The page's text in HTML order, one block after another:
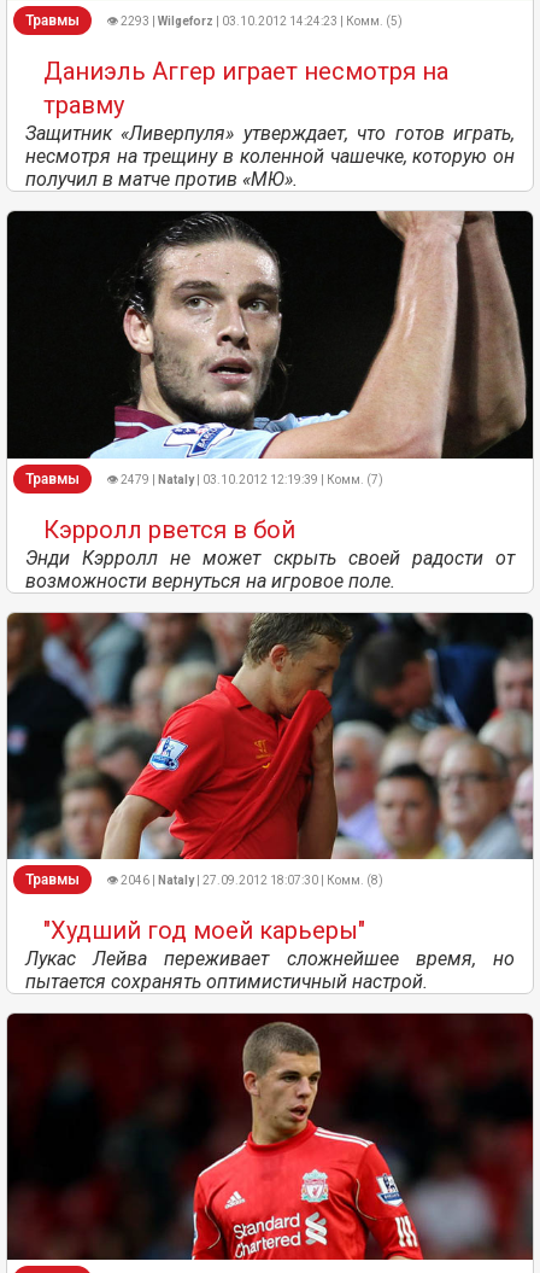
Травмы 👁 2293 | Wilgeforz | 03.10.2012 14:24:23 | Комм. (5)
Даниэль Аггер играет несмотря на
травму
Защитник «Ливерпуля» утверждает, что готов играть,
несмотря на трещину в коленной чашечке, которую он
получил в матче против «МЮ».
Травмы 👁 2479 | Nataly| 03.10.2012 12:19:39 | Комм. (7)
Кэрролл рвется в бой
Энди Кэрролл не может скрыть своей радости от
возможности вернуться на игровое поле.
Травмы 👁 2046 | Nataly| 27.09.2012 18:07:30 | Комм. (8)
"Худший год моей карьеры"
Лукас Лейва переживает сложнейшее время, но
пытается сохранять оптимистичный настрой.